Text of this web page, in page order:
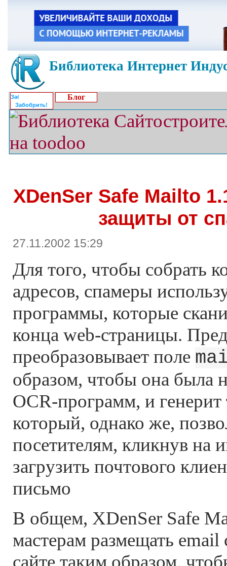
Библиотека Интернет
Забобрить!
Блог
XDenSer Safe Mailto
защиты от
27.11.2002 15:29
Для того, чтобы собрать
адресов, спамеры
программы, которые
конца web-страницы.
преобразовывает поле
образом, чтобы она была
OCR-программ, и генерит
который, однако же,
посетителям, кликнув на
загрузить почтового
письмо
В общем, XDenSer Safe
мастерам размещать email
сайте таким образом,